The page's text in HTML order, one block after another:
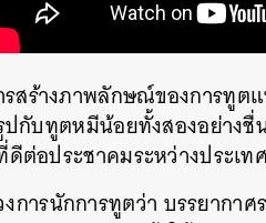
รสร้างภาพลักษณ์ของการทู
กับทูตหมีน้อยทั้งสองอย่าง
ต่อประชาคมระหว่างประเทศ
การนักการทูตว่า บรรยากา